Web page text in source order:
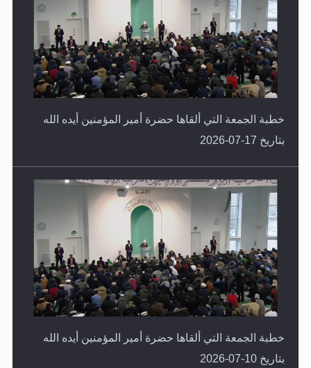
خطبة الجمعة التي ألقاها حضرة أمير المؤمنين أيده الله
بتاريخ 17-07-2026
خطبة الجمعة التي ألقاها حضرة أمير المؤمنين أيده الله
بتاريخ 10-07-2026